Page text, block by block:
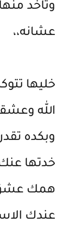
وتاخد
عشانه،،
خليها
الله
وبكده
خدتها
همك عشق
عندك